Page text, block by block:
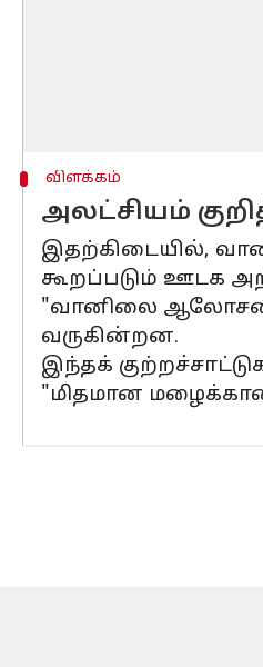
விளக்கம்
அலட்சியம்
இதற்கிடையில்,
கூறப்படும் ஊடக
"வானிலை
வருகின்றன.
இந்தக்
"மிதமான மழைக்கான